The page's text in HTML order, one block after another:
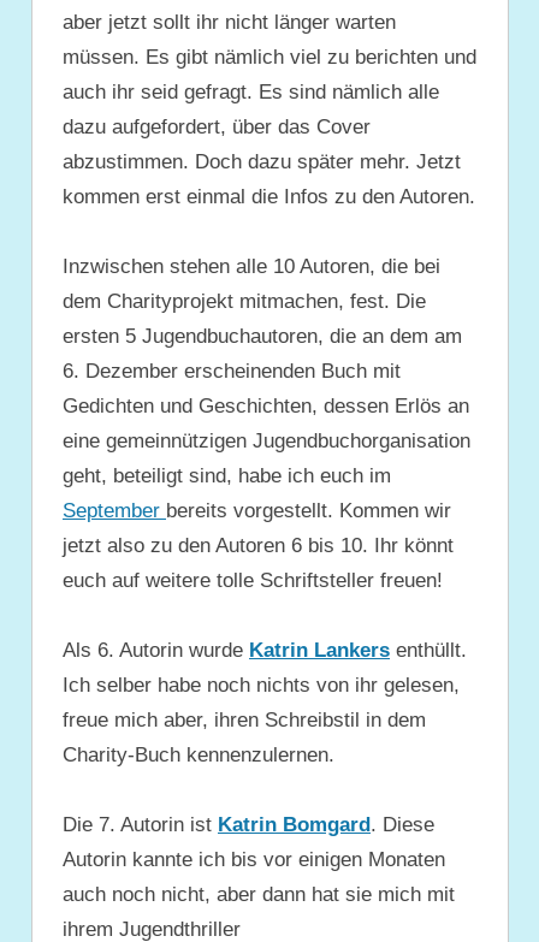
aber jetzt sollt ihr nicht länger warten
müssen. Es gibt nämlich viel zu berichten und
auch ihr seid gefragt. Es sind nämlich alle
dazu aufgefordert, über das Cover
abzustimmen. Doch dazu später mehr. Jetzt
kommen erst einmal die Infos zu den Autoren.
Inzwischen stehen alle 10 Autoren, die bei
dem Charityprojekt mitmachen, fest. Die
ersten 5 Jugendbuchautoren, die an dem am
6. Dezember erscheinenden Buch mit
Gedichten und Geschichten, dessen Erlös an
eine gemeinnützigen Jugendbuchorganisation
geht, beteiligt sind, habe ich euch im
September bereits vorgestellt. Kommen wir
jetzt also zu den Autoren 6 bis 10. Ihr könnt
euch auf weitere tolle Schriftsteller freuen!
Als 6. Autorin wurde Katrin Lankers enthüllt.
Ich selber habe noch nichts von ihr gelesen,
freue mich aber, ihren Schreibstil in dem
Charity-Buch kennenzulernen.
Die 7. Autorin ist Katrin Bomgard. Diese
Autorin kannte ich bis vor einigen Monaten
auch noch nicht, aber dann hat sie mich mit
ihrem Jugendthriller